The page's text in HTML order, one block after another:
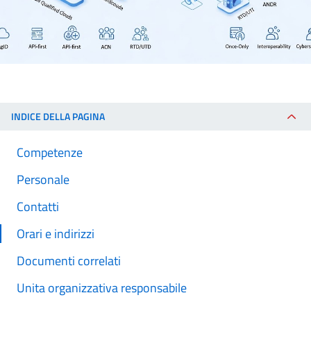
INDICE DELLA PAGINA
Competenze
Personale
Contatti
Orari e indirizzi
Documenti correlati
Unita organizzativa responsabile